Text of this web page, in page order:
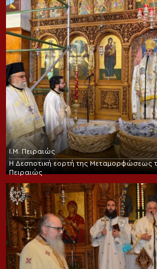
Ι.Μ. Πειραιώς
Η Δεσποτική εορτή της Μεταμορφώσεως
Πειραιώς